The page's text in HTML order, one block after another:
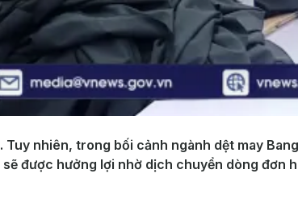
nhiên, trong bối cảnh ngành dệt may
được hưởng lợi nhờ dịch chuyển dòng đơn